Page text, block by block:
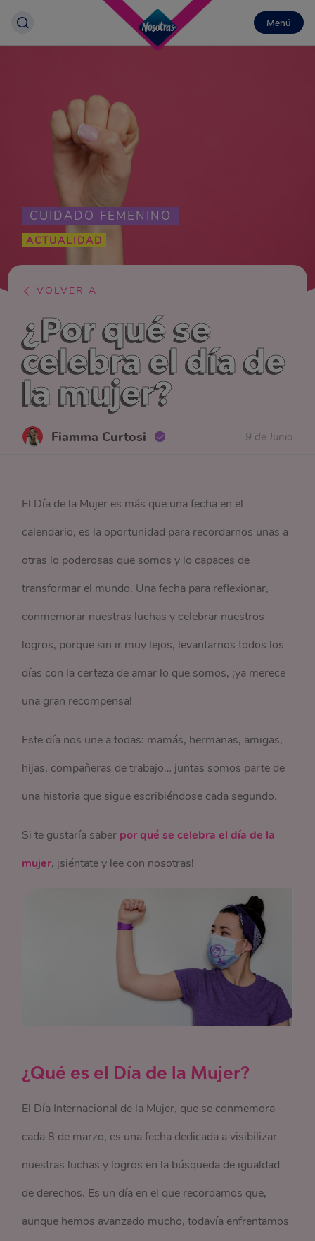
Menú
CUIDADO FEMENINO
ACTUALIDAD
VOLVER A
¿Por qué se
celebra el día de
la mujer?
Fiamma Curtosi 9 de Junio
El Día de la Mujer es más que una fecha en el
calendario, es la oportunidad para recordarnos unas a
otras lo poderosas que somos y lo capaces de
transformar el mundo. Una fecha para reflexionar,
conmemorar nuestras luchas y celebrar nuestros
logros, porque sin ir muy lejos, levantarnos todos los
días con la certeza de amar lo que somos, ¡ya merece
una gran recompensa!
Este día nos une a todas: mamás, hermanas, amigas,
hijas, compañeras de trabajo… juntas somos parte de
una historia que sigue escribiéndose cada segundo.
Si te gustaría saber por qué se celebra el día de la
mujer, ¡siéntate y lee con nosotras!
¿Qué es el Día de la Mujer?
El Día Internacional de la Mujer, que se conmemora
cada 8 de marzo, es una fecha dedicada a visibilizar
nuestras luchas y logros en la búsqueda de igualdad
de derechos. Es un día en el que recordamos que,
aunque hemos avanzado mucho, todavía enfrentamos